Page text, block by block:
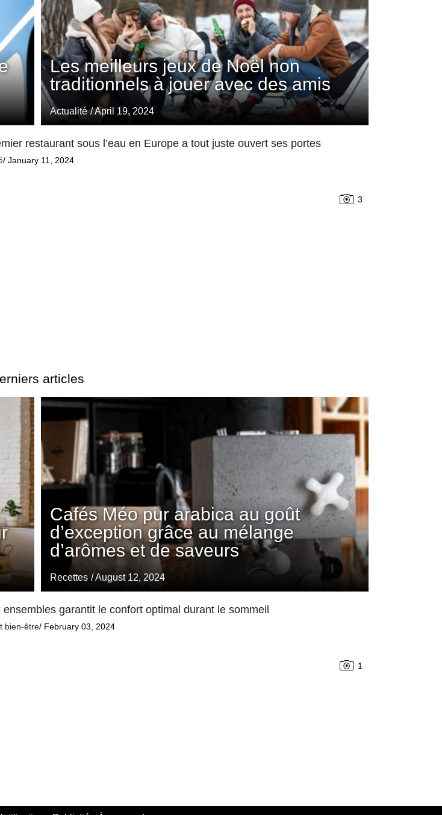
Les meilleurs jeux de Noël non
traditionnels à jouer avec des amis
Actualité / April 19, 2024
restaurant sous l’eau en Europe a tout juste ouvert ses portes
/ January 11, 2024
3
articles
Cafés Méo pur arabica au goût
d’exception grâce au mélange
d’arômes et de saveurs
Recettes / August 12, 2024
ensembles garantit le confort optimal durant le sommeil
bien-être/ February 03, 2024
1